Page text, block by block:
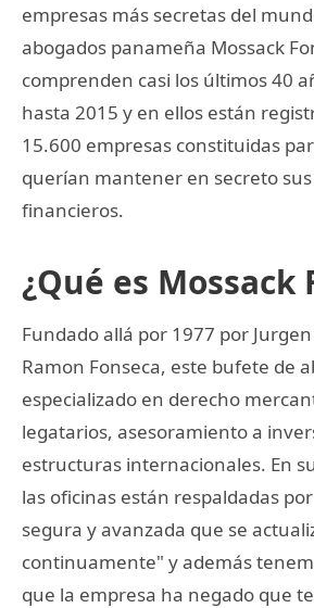
empresas más secretas del
abogados panameña Mossack
comprenden casi los últimos 40
hasta 2015 y en ellos están
15.600 empresas constituidas
querían mantener en secreto
financieros.
¿Qué es Mossack
Fundado allá por 1977 por
Ramon Fonseca, este bufete de
especializado en derecho
legatarios, asesoramiento a
estructuras internacionales. En
las oficinas están respaldadas
segura y avanzada que se
continuamente" y además
que la empresa ha negado que